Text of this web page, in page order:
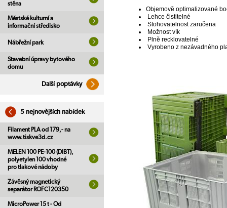
stěna
Městské kulturní a
informační středisko
Nábřežní park
Stavební úpravy bytového
domu
Další poptávky
5 nejnovějších nabídek
Filament PLA od 179,- na
www.tiskve3d.cz
MELEN 100 PE-100 (DIBT),
polyetylen 100 vhodné
pro tlakové nádoby
Závěsný magnetický
separátor ROFC120350
MicroPower 15 t - Od
Objemově optimalizované
Lehce čistitelné
Stohovatelnost zaručena
Možnost vík
Plně recklovatelné
Vyrobeno z nezávadného